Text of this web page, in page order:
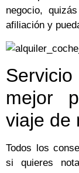
negocio,
afiliación y
mejor
viaje de
Todos los
si quieres